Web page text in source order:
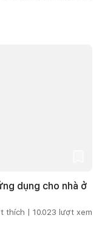
dụng cho nhà ở
thích | 10.023 lượt xem